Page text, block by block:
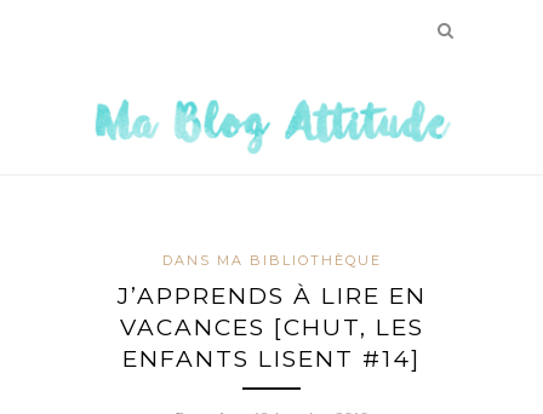
DANS MA BIBLIOTHÈQUE
J’APPRENDS À LIRE EN
VACANCES [CHUT, LES
ENFANTS LISENT #14]